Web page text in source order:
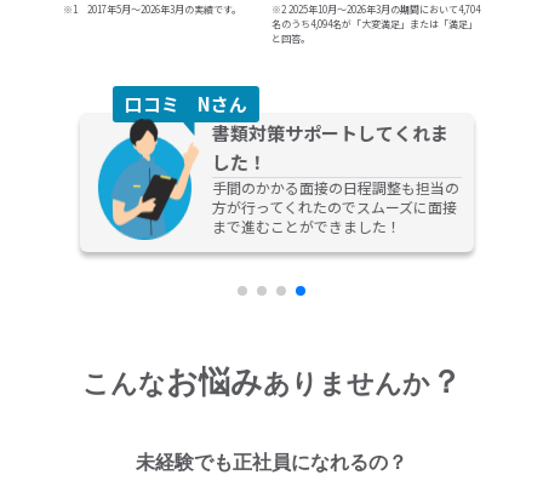
※1 2017年5月～2026年3月の実績です。
※2 2025年10月～2026年3月の期間において4,704
名のうち4,094名が「大変満足」または「満足」
と回答。
類対策サポートしてくれま
間のかかる面接の日程調整も担当の
が行ってくれたのでスムーズに面接
で進むことができました！
こんなお悩みありませんか？
未経験でも正社員になれるの？